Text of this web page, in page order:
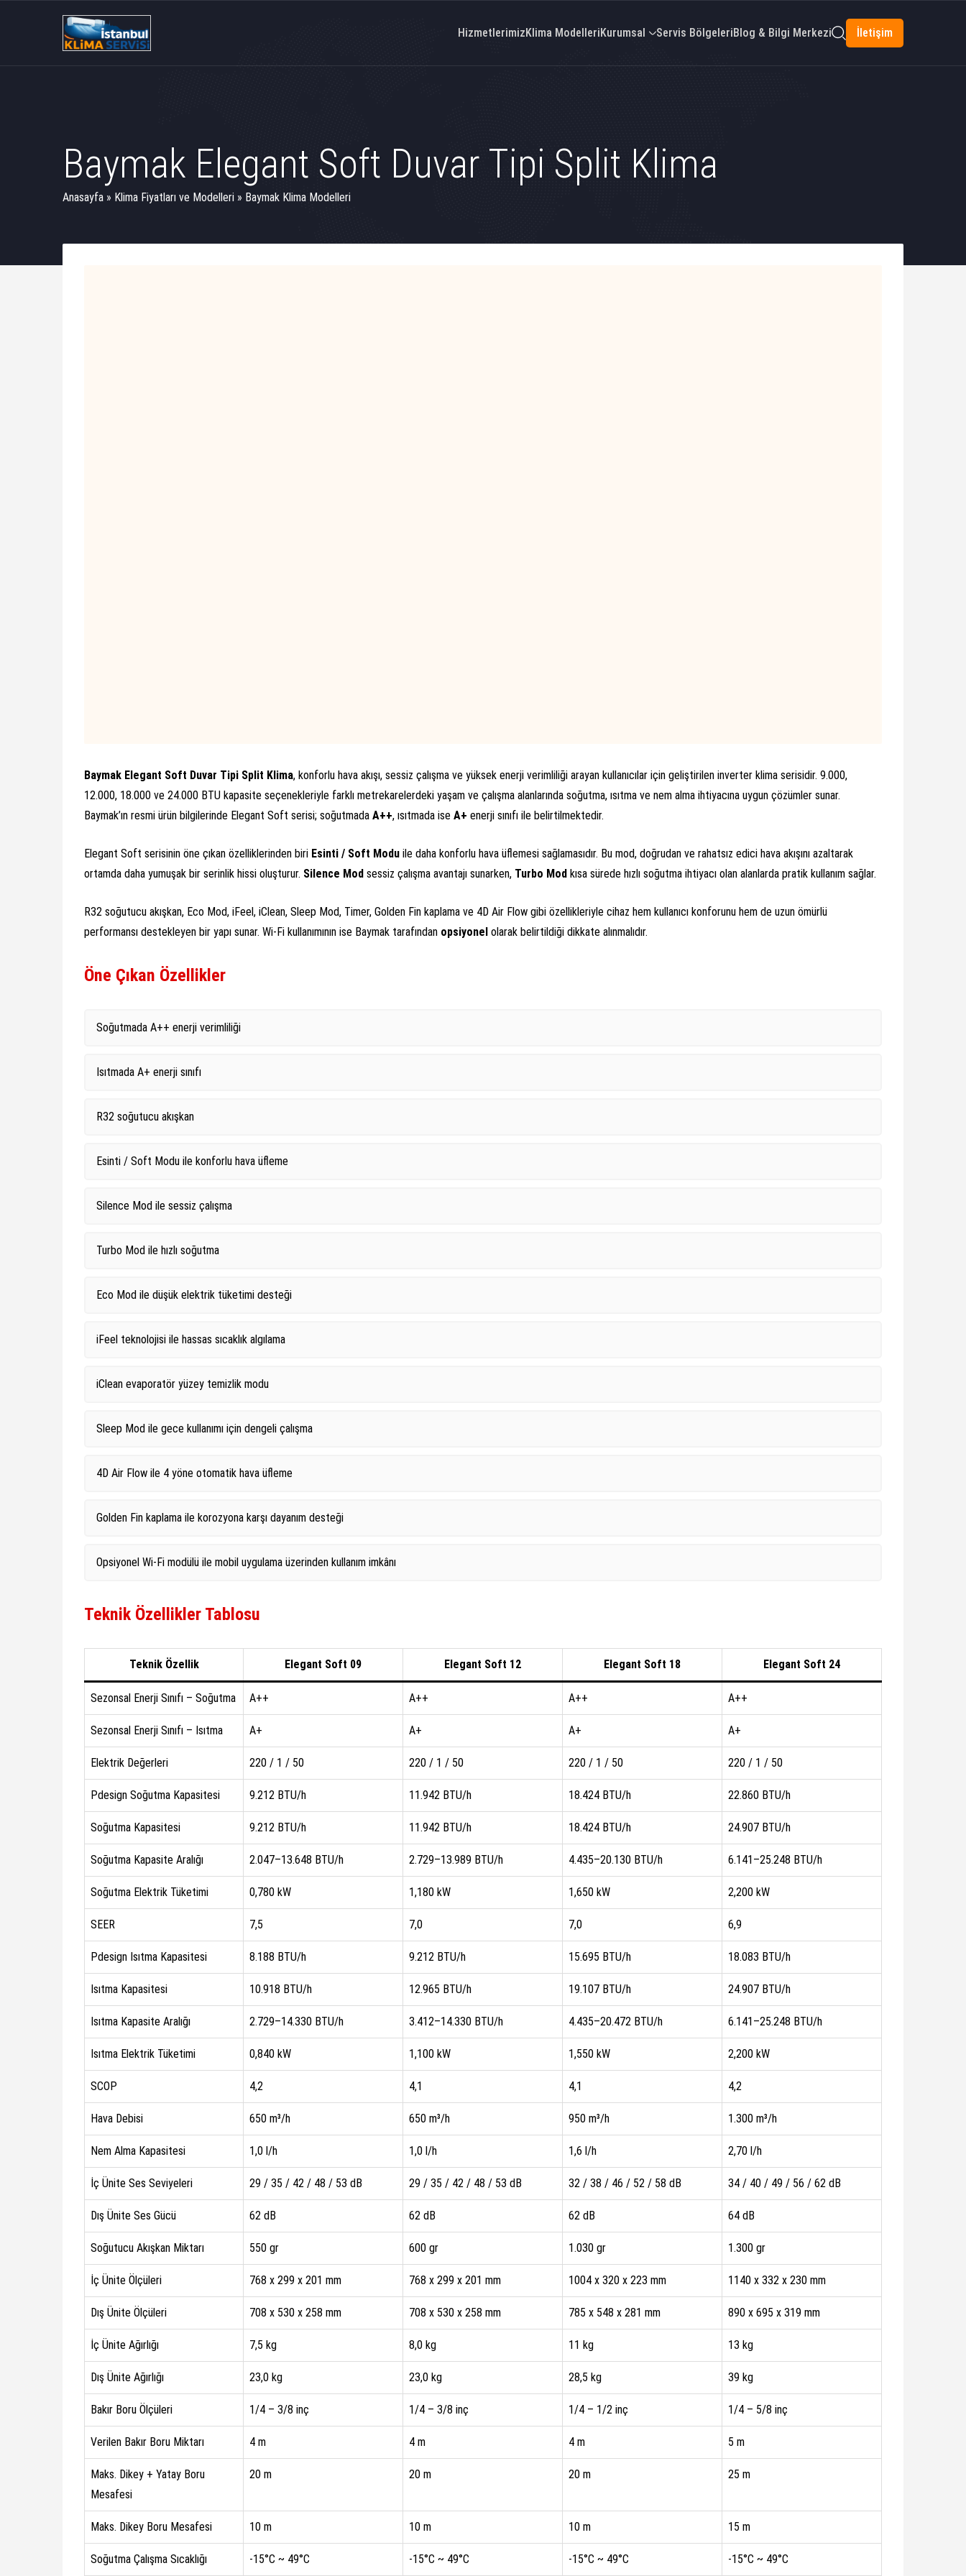
HizmetlerimizKlima ModelleriKurumsal Servis BölgeleriBlog & Bilgi Merkezi İletişim
Baymak Elegant Soft Duvar Tipi Split Klima
Anasayfa » Klima Fiyatları ve Modelleri » Baymak Klima Modelleri
Baymak Elegant Soft Duvar Tipi Split Klima, konforlu hava akışı, sessiz çalışma ve yüksek enerji verimliliği arayan kullanıcılar için geliştirilen inverter klima serisidir. 9.000,
12.000, 18.000 ve 24.000 BTU kapasite seçenekleriyle farklı metrekarelerdeki yaşam ve çalışma alanlarında soğutma, ısıtma ve nem alma ihtiyacına uygun çözümler sunar.
Baymak’ın resmi ürün bilgilerinde Elegant Soft serisi; soğutmada A++, ısıtmada ise A+ enerji sınıfı ile belirtilmektedir.
Elegant Soft serisinin öne çıkan özelliklerinden biri Esinti / Soft Modu ile daha konforlu hava üflemesi sağlamasıdır. Bu mod, doğrudan ve rahatsız edici hava akışını azaltarak
ortamda daha yumuşak bir serinlik hissi oluşturur. Silence Mod sessiz çalışma avantajı sunarken, Turbo Mod kısa sürede hızlı soğutma ihtiyacı olan alanlarda pratik kullanım sağlar.
R32 soğutucu akışkan, Eco Mod, iFeel, iClean, Sleep Mod, Timer, Golden Fin kaplama ve 4D Air Flow gibi özellikleriyle cihaz hem kullanıcı konforunu hem de uzun ömürlü
performansı destekleyen bir yapı sunar. Wi-Fi kullanımının ise Baymak tarafından opsiyonel olarak belirtildiği dikkate alınmalıdır.
Öne Çıkan Özellikler
Soğutmada A++ enerji verimliliği
Isıtmada A+ enerji sınıfı
R32 soğutucu akışkan
Esinti / Soft Modu ile konforlu hava üfleme
Silence Mod ile sessiz çalışma
Turbo Mod ile hızlı soğutma
Eco Mod ile düşük elektrik tüketimi desteği
iFeel teknolojisi ile hassas sıcaklık algılama
iClean evaporatör yüzey temizlik modu
Sleep Mod ile gece kullanımı için dengeli çalışma
4D Air Flow ile 4 yöne otomatik hava üfleme
Golden Fin kaplama ile korozyona karşı dayanım desteği
Opsiyonel Wi-Fi modülü ile mobil uygulama üzerinden kullanım imkânı
Teknik Özellikler Tablosu
Teknik Özellik Elegant Soft 09 Elegant Soft 12 Elegant Soft 18 Elegant Soft 24
Sezonsal Enerji Sınıfı – Soğutma A++ A++ A++ A++
Sezonsal Enerji Sınıfı – Isıtma A+ A+ A+ A+
Elektrik Değerleri 220 / 1 / 50 220 / 1 / 50 220 / 1 / 50 220 / 1 / 50
Pdesign Soğutma Kapasitesi 9.212 BTU/h 11.942 BTU/h 18.424 BTU/h 22.860 BTU/h
Soğutma Kapasitesi 9.212 BTU/h 11.942 BTU/h 18.424 BTU/h 24.907 BTU/h
Soğutma Kapasite Aralığı 2.047–13.648 BTU/h 2.729–13.989 BTU/h 4.435–20.130 BTU/h 6.141–25.248 BTU/h
Soğutma Elektrik Tüketimi 0,780 kW 1,180 kW 1,650 kW 2,200 kW
SEER 7,5 7,0 7,0 6,9
Pdesign Isıtma Kapasitesi 8.188 BTU/h 9.212 BTU/h 15.695 BTU/h 18.083 BTU/h
Isıtma Kapasitesi 10.918 BTU/h 12.965 BTU/h 19.107 BTU/h 24.907 BTU/h
Isıtma Kapasite Aralığı 2.729–14.330 BTU/h 3.412–14.330 BTU/h 4.435–20.472 BTU/h 6.141–25.248 BTU/h
Isıtma Elektrik Tüketimi 0,840 kW 1,100 kW 1,550 kW 2,200 kW
SCOP 4,2 4,1 4,1 4,2
Hava Debisi 650 m³/h 650 m³/h 950 m³/h 1.300 m³/h
Nem Alma Kapasitesi 1,0 l/h 1,0 l/h 1,6 l/h 2,70 l/h
İç Ünite Ses Seviyeleri 29 / 35 / 42 / 48 / 53 dB 29 / 35 / 42 / 48 / 53 dB 32 / 38 / 46 / 52 / 58 dB 34 / 40 / 49 / 56 / 62 dB
Dış Ünite Ses Gücü 62 dB 62 dB 62 dB 64 dB
Soğutucu Akışkan Miktarı 550 gr 600 gr 1.030 gr 1.300 gr
İç Ünite Ölçüleri 768 x 299 x 201 mm 768 x 299 x 201 mm 1004 x 320 x 223 mm 1140 x 332 x 230 mm
Dış Ünite Ölçüleri 708 x 530 x 258 mm 708 x 530 x 258 mm 785 x 548 x 281 mm 890 x 695 x 319 mm
İç Ünite Ağırlığı 7,5 kg 8,0 kg 11 kg 13 kg
Dış Ünite Ağırlığı 23,0 kg 23,0 kg 28,5 kg 39 kg
Bakır Boru Ölçüleri 1/4 – 3/8 inç 1/4 – 3/8 inç 1/4 – 1/2 inç 1/4 – 5/8 inç
Verilen Bakır Boru Miktarı 4 m 4 m 4 m 5 m
Maks. Dikey + Yatay Boru
Mesafesi
20 m 20 m 20 m 25 m
Maks. Dikey Boru Mesafesi 10 m 10 m 10 m 15 m
Soğutma Çalışma Sıcaklığı -15°C ~ 49°C -15°C ~ 49°C -15°C ~ 49°C -15°C ~ 49°C